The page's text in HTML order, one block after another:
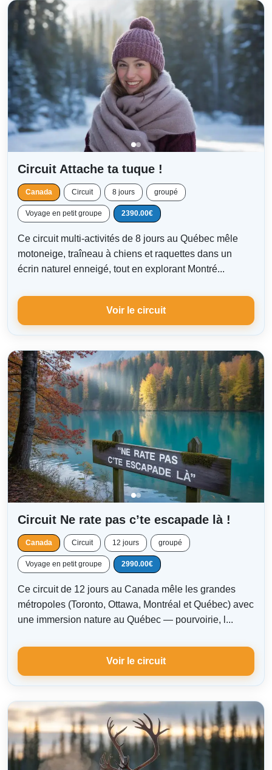
Circuit Attache ta tuque !
Canada Circuit 8 jours groupé
Voyage en petit groupe 2390.00€
Ce circuit multi-activités de 8 jours au Québec mêle
motoneige, traîneau à chiens et raquettes dans un
écrin naturel enneigé, tout en explorant Montré...
Voir le circuit
Circuit Ne rate pas c’te escapade là !
Canada Circuit 12 jours groupé
Voyage en petit groupe 2990.00€
Ce circuit de 12 jours au Canada mêle les grandes
métropoles (Toronto, Ottawa, Montréal et Québec) avec
une immersion nature au Québec — pourvoirie, l...
Voir le circuit